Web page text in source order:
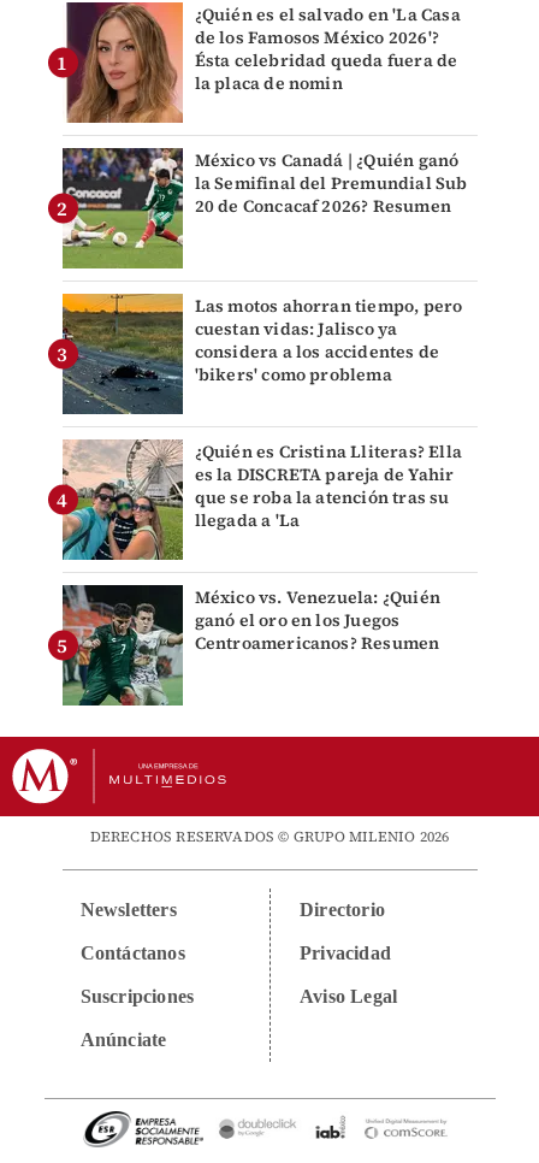
¿Quién es el salvado en 'La Casa
de los Famosos México 2026'?
Ésta celebridad queda fuera de
la placa de nomin
México vs Canadá | ¿Quién ganó
la Semifinal del Premundial Sub
20 de Concacaf 2026? Resumen
Las motos ahorran tiempo, pero
cuestan vidas: Jalisco ya
considera a los accidentes de
'bikers' como problema
¿Quién es Cristina Lliteras? Ella
es la DISCRETA pareja de Yahir
que se roba la atención tras su
llegada a 'La
México vs. Venezuela: ¿Quién
ganó el oro en los Juegos
Centroamericanos? Resumen
DERECHOS RESERVADOS © GRUPO MILENIO 2026
Newsletters
Contáctanos
Suscripciones
Anúnciate
Directorio
Privacidad
Aviso Legal